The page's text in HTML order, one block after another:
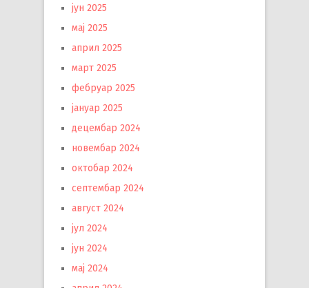
јун 2025
мај 2025
април 2025
март 2025
фебруар 2025
јануар 2025
децембар 2024
новембар 2024
октобар 2024
септембар 2024
август 2024
јул 2024
јун 2024
мај 2024